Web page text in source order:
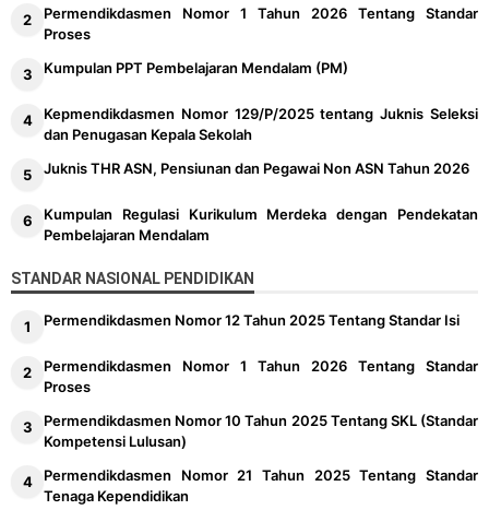
Permendikdasmen Nomor 1 Tahun 2026 Tentang Standar
Proses
Kumpulan PPT Pembelajaran Mendalam (PM)
Kepmendikdasmen Nomor 129/P/2025 tentang Juknis Seleksi
dan Penugasan Kepala Sekolah
Juknis THR ASN, Pensiunan dan Pegawai Non ASN Tahun 2026
Kumpulan Regulasi Kurikulum Merdeka dengan Pendekatan
Pembelajaran Mendalam
STANDAR NASIONAL PENDIDIKAN
Permendikdasmen Nomor 12 Tahun 2025 Tentang Standar Isi
Permendikdasmen Nomor 1 Tahun 2026 Tentang Standar
Proses
Permendikdasmen Nomor 10 Tahun 2025 Tentang SKL (Standar
Kompetensi Lulusan)
Permendikdasmen Nomor 21 Tahun 2025 Tentang Standar
Tenaga Kependidikan